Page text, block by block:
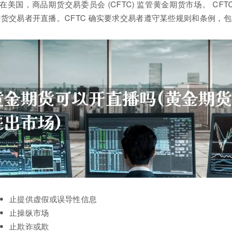
在美国，商品期货交易委员会 (CFTC) 监管黄金期货市场。
交易者开直播。CFTC 确实要求交易者遵守某些规则和条例，包
止提供虚假或误导性信息
止操纵市场
止欺诈或欺